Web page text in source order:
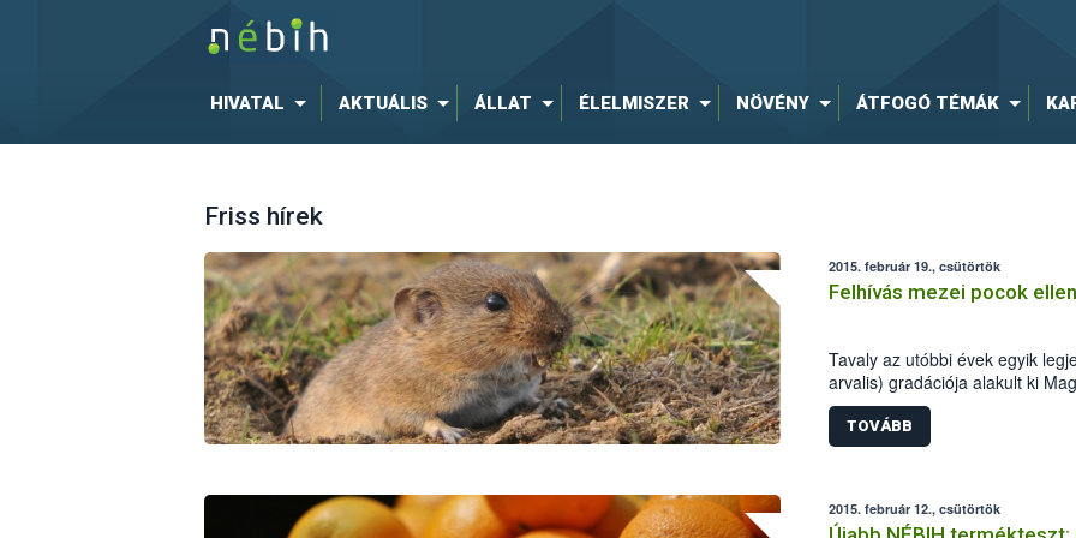
HIVATAL AKTUÁLIS ÁLLAT ÉLELMISZER NÖVÉNY ÁTFOGÓ TÉMÁK
Friss hírek
2015. február 19., csütörtök
Felhívás mezei pocok
Tavaly az utóbbi évek egyik
arvalis) gradációja alakult ki
megyéjében rendkívüli
hasonló, kedvező környezeti
gondokat jelenthetnek a
TOVÁBB
2015. február 12., csütörtök